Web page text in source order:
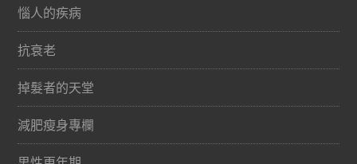
惱人的疾病
抗衰老
掉髮者的天堂
減肥瘦身專欄